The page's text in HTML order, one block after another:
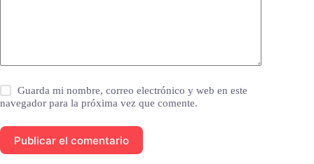
Guarda mi nombre, correo electrónico y web en este
navegador para la próxima vez que comente.
Publicar el comentario